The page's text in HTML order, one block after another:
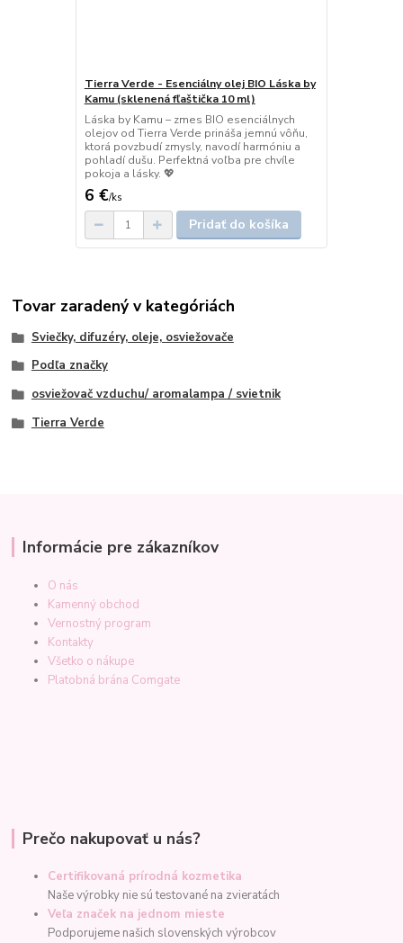
Tierra Verde - Esenciálny olej BIO Láska by
Kamu (sklenená fľaštička 10 ml)
Láska by Kamu – zmes BIO esenciálnych
olejov od Tierra Verde prináša jemnú vôňu,
ktorá povzbudí zmysly, navodí harmóniu a
pohladí dušu. Perfektná voľba pre chvíle
pokoja a lásky. 💖
6 €/ks
Pridať do košíka
Tovar zaradený v kategóriách
Sviečky, difuzéry, oleje, osviežovače
Podľa značky
osviežovač vzduchu/ aromalampa / svietnik
Tierra Verde
Informácie pre zákazníkov
O nás
Kamenný obchod
Vernostný program
Kontakty
Všetko o nákupe
Platobná brána Comgate
Prečo nakupovať u nás?
Certifikovaná prírodná kozmetika
Naše výrobky nie sú testované na zvieratách
Veľa značek na jednom mieste
Podporujeme našich slovenských výrobcov